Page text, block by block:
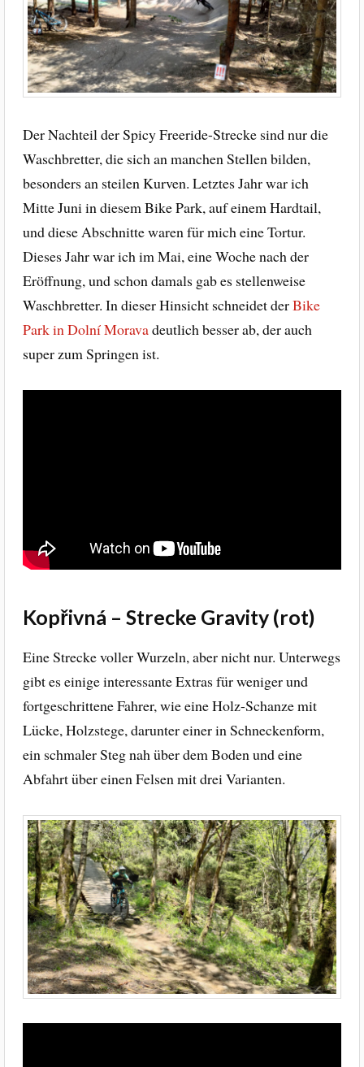
Der Nachteil der Spicy Freeride-Strecke sind nur die
Waschbretter, die sich an manchen Stellen bilden,
besonders an steilen Kurven. Letztes Jahr war ich
Mitte Juni in diesem Bike Park, auf einem Hardtail,
und diese Abschnitte waren für mich eine Tortur.
Dieses Jahr war ich im Mai, eine Woche nach der
Eröffnung, und schon damals gab es stellenweise
Waschbretter. In dieser Hinsicht schneidet derBike
Park in Dolní Moravadeutlich besser ab, der auch
super zum Springen ist.
Kopřivná – Strecke Gravity (rot)
Eine Strecke voller Wurzeln, aber nicht nur. Unterwegs
gibt es einige interessante Extras für weniger und
fortgeschrittene Fahrer, wie eine Holz-Schanze mit
Lücke, Holzstege, darunter einer in Schneckenform,
ein schmaler Steg nah über dem Boden und eine
Abfahrt über einen Felsen mit drei Varianten.